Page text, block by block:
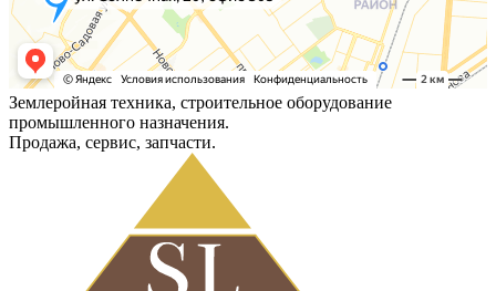
Землеройная техника, строительное оборудование
промышленного назначения.
Продажа, сервис, запчасти.